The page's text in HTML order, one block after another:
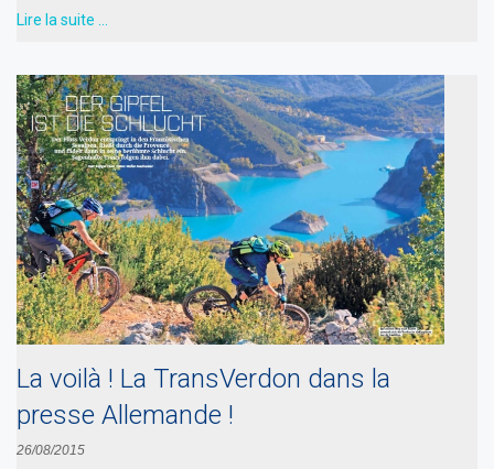
Lire la suite …
La voilà ! La TransVerdon dans la
presse Allemande !
26/08/2015